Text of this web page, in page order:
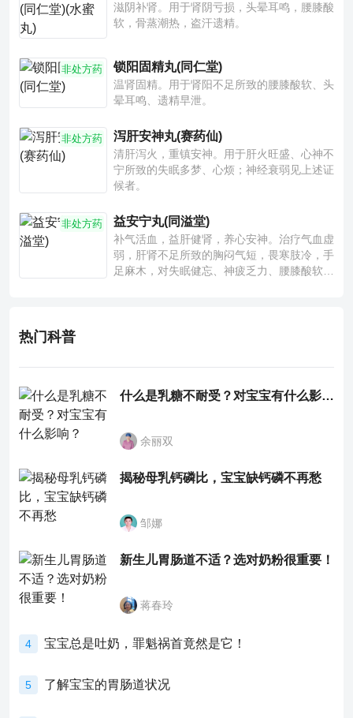
滋阴补肾。用于肾阴亏损，头晕耳鸣，腰膝酸
软，骨蒸潮热，盗汗遗精。
非处方药 锁阳固精丸(同仁堂)
温肾固精。用于肾阳不足所致的腰膝酸软、头
晕耳鸣、遗精早泄。
非处方药 泻肝安神丸(赛药仙)
清肝泻火，重镇安神。用于肝火旺盛、心神不
宁所致的失眠多梦、心烦；神经衰弱见上述证
候者。
非处方药 益安宁丸(同溢堂)
补气活血，益肝健肾，养心安神。治疗气血虚
弱，肝肾不足所致的胸闷气短，畏寒肢冷，手
足麻木，对失眠健忘、神疲乏力、腰膝酸软也
热门科普
什么是乳糖不耐受？对宝宝有什么影响？
余丽双
揭秘母乳钙磷比，宝宝缺钙磷不再愁
邹娜
新生儿胃肠道不适？选对奶粉很重要！
蒋春玲
4 宝宝总是吐奶，罪魁祸首竟然是它！
5 了解宝宝的胃肠道状况